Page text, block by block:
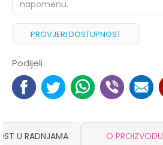
PROVJERI DOSTUPNOST
Podijeli
U RADNJAMA O PROIZVODU